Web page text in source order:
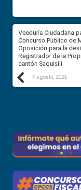
Previous
Veeduría Ciudadana
Concurso Público de
Oposición para la
Registrador de la
cantón Saquisilí
7 agosto, 2026